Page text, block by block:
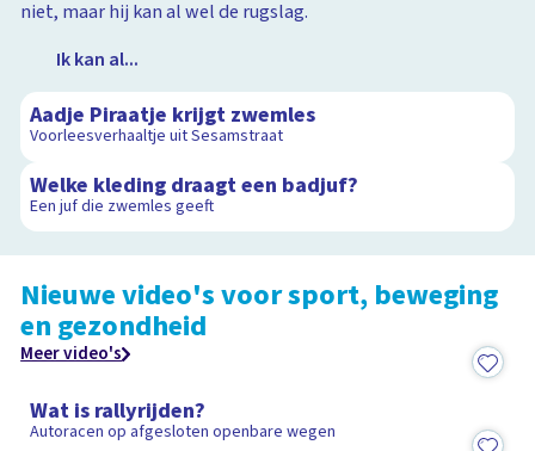
niet, maar hij kan al wel de rugslag.
Ik kan al...
Aadje Piraatje krijgt zwemles
Voorleesverhaaltje uit Sesamstraat
Welke kleding draagt een badjuf?
Een juf die zwemles geeft
2:03
Nieuwe video's voor sport, beweging
en gezondheid
Meer video's
Wat is rallyrijden?
Autoracen op afgesloten openbare wegen